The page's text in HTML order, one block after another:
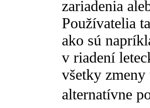
zariadenia
Používatelia
ako sú
v riadení
všetky
alternatívne